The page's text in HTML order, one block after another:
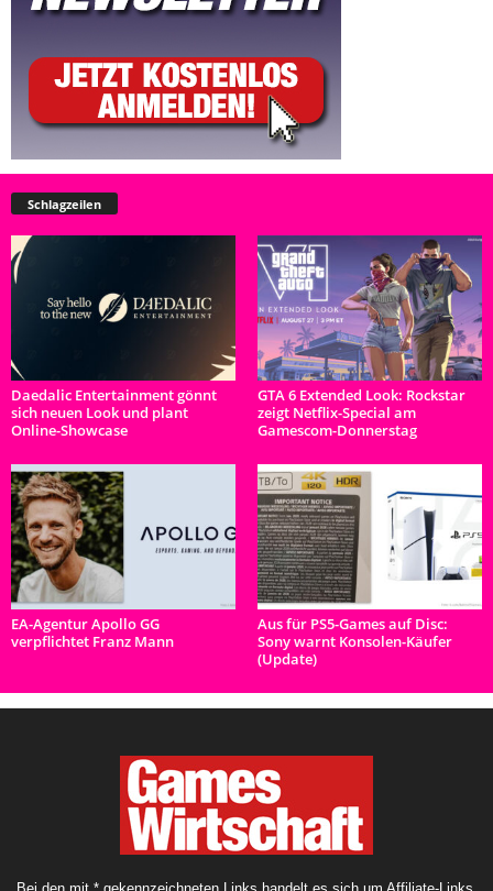
Schlagzeilen
Daedalic Entertainment gönnt
sich neuen Look und plant
Online-Showcase
GTA 6 Extended Look: Rockstar
zeigt Netflix-Special am
Gamescom-Donnerstag
EA-Agentur Apollo GG
verpflichtet Franz Mann
Aus für PS5-Games auf Disc:
Sony warnt Konsolen-Käufer
(Update)